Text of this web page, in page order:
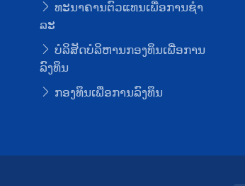
ທະນາຄານຕົວແທນເພື່ອການຊໍາ
ລະ
ບໍລິສັດບໍລິຫານກອງທຶນເພື່ອການ
ລົງທຶນ
ກອງທຶນເພື່ອການລົງທຶນ